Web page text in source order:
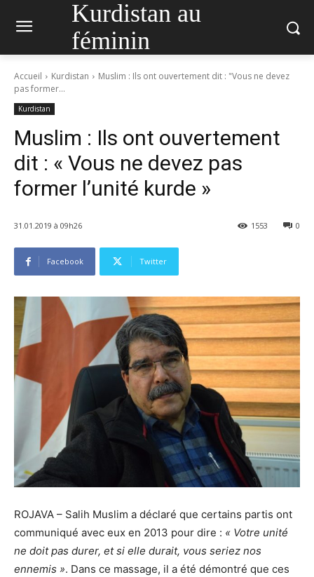
Kurdistan au
féminin
Accueil Kurdistan
Muslim : Ils ont ouvertement dit : "Vous ne devez
pas former...
Kurdistan
Muslim : Ils ont ouvertement
dit : « Vous ne devez pas
former l’unité kurde »
31.01.2019 à 09h26 0
1553
Facebook Twitter
ROJAVA – Salih Muslim a déclaré que certains partis ont
communiqué avec eux en 2013 pour dire : « Votre unité
ne doit pas durer, et si elle durait, vous seriez nos
ennemis ». Dans ce massage, il a été démontré que ces